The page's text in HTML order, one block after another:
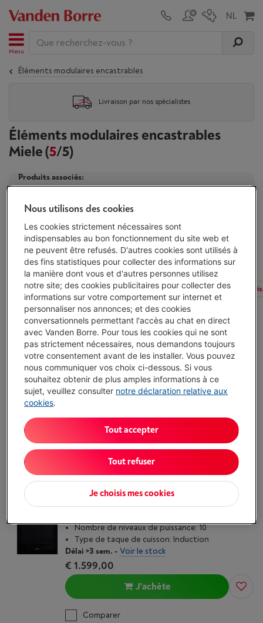
Menu
Éléments modulaires encastrables
Livraison par nos spécialistes
Éléments modulaires encastrables
Miele(5/5)
Produits associés:
Éléments modulaires encastrables
Affichage
Tous les filtres Type Prix Avis client
Web only
MIELE CS 7101-1 FL
Type: Taque de cuisson au gaz
Nombre de niveaux de puissance: Réglable en
continu
Puissance zone 1: 4500 W
€ 1.539,00
MIELE CS 7612 FL
Nombre de niveaux de puissance: 10
Type de taque de cuisson: Induction
Délai >3 sem. - Voir le stock
€ 1.599,00
J'achète
Comparer
Nous utilisons des cookies
Les cookies strictement nécessaires sont
indispensables au bon fonctionnement du site web et
ne peuvent être refusés. D'autres cookies sont utilisés à
des fins statistiques pour collecter des informations sur
la manière dont vous et d'autres personnes utilisez
notre site; des cookies publicitaires pour collecter des
informations sur votre comportement sur internet et
personnaliser nos annonces; et des cookies
conversationnels permettant l'accès au chat en direct
avec Vanden Borre. Pour tous les cookies qui ne sont
pas strictement nécessaires, nous demandons toujours
votre consentement avant de les installer. Vous pouvez
nous communiquer vos choix ci-dessous. Si vous
souhaitez obtenir de plus amples informations à ce
sujet, veuillez consulter notre déclaration relative aux
cookies.
Je choisis mes cookies
Tout refuser
Tout accepter